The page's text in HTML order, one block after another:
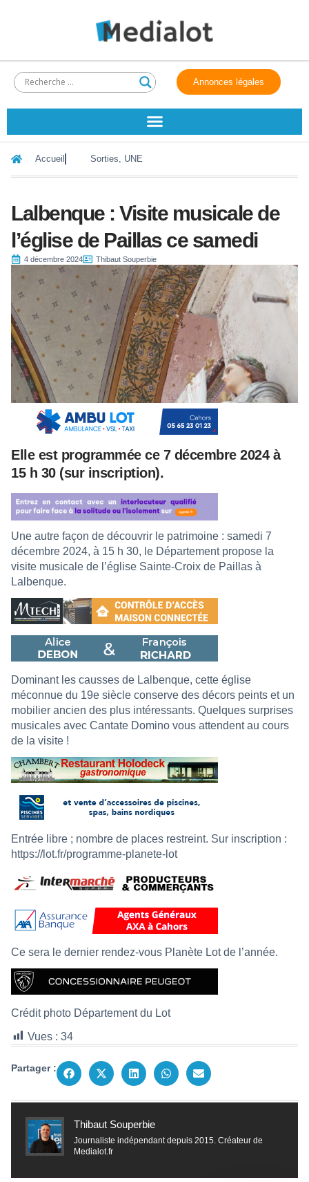
Annonces légales
Accueil Sorties, UNE
Lalbenque : Visite musicale de
l’église de Paillas ce samedi
4 décembre 2024 Thibaut Souperbie
Elle est programmée ce 7 décembre 2024 à
15 h 30 (sur inscription).
Une autre façon de découvrir le patrimoine : samedi 7
décembre 2024, à 15 h 30, le Département propose la
visite musicale de l’église Sainte-Croix de Paillas à
Lalbenque.
Dominant les causses de Lalbenque, cette église
méconnue du 19e siècle conserve des décors peints et un
mobilier ancien des plus intéressants. Quelques surprises
musicales avec Cantate Domino vous attendent au cours
de la visite !
Entrée libre ; nombre de places restreint. Sur inscription :
https://lot.fr/programme-planete-lot
Ce sera le dernier rendez-vous Planète Lot de l’année.
Crédit photo Département du Lot
Vues : 34
Partager :
Thibaut Souperbie
Journaliste indépendant depuis 2015. Créateur de
Medialot.fr